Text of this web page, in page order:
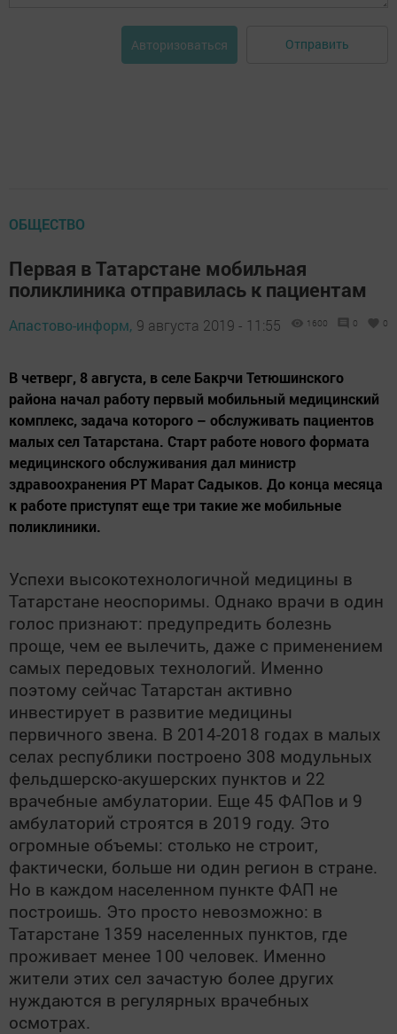
Авторизоваться Отправить
ОБЩЕСТВО
Первая в Татарстане мобильная
поликлиника отправилась к пациентам
Апастово-информ, 9 августа 2019 - 11:55 1600 0 0
В четверг, 8 августа, в селе Бакрчи Тетюшинского
района начал работу первый мобильный медицинский
комплекс, задача которого – обслуживать пациентов
малых сел Татарстана. Старт работе нового формата
медицинского обслуживания дал министр
здравоохранения РТ Марат Садыков. До конца месяца
к работе приступят еще три такие же мобильные
поликлиники.
Успехи высокотехнологичной медицины в
Татарстане неоспоримы. Однако врачи в один
голос признают: предупредить болезнь
проще, чем ее вылечить, даже с применением
самых передовых технологий. Именно
поэтому сейчас Татарстан активно
инвестирует в развитие медицины
первичного звена. В 2014-2018 годах в малых
селах республики построено 308 модульных
фельдшерско-акушерских пунктов и 22
врачебные амбулатории. Еще 45 ФАПов и 9
амбулаторий строятся в 2019 году. Это
огромные объемы: столько не строит,
фактически, больше ни один регион в стране.
Но в каждом населенном пункте ФАП не
построишь. Это просто невозможно: в
Татарстане 1359 населенных пунктов, где
проживает менее 100 человек. Именно
жители этих сел зачастую более других
нуждаются в регулярных врачебных
осмотрах.